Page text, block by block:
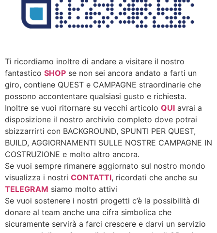
Ti ricordiamo inoltre di andare a visitare il nostro
fantastico SHOP se non sei ancora andato a farti un
giro, contiene QUEST e CAMPAGNE straordinarie che
possono accontentare qualsiasi gusto e richiesta.
Inoltre se vuoi ritornare su vecchi articolo QUI avrai a
disposizione il nostro archivio completo dove potrai
sbizzarrirti con BACKGROUND, SPUNTI PER QUEST,
BUILD, AGGIORNAMENTI SULLE NOSTRE CAMPAGNE IN
COSTRUZIONE e molto altro ancora.
Se vuoi sempre rimanere aggiornato sul nostro mondo
visualizza i nostri CONTATTI, ricordati che anche su
TELEGRAM siamo molto attivi
Se vuoi sostenere i nostri progetti c’è la possibilità di
donare al team anche una cifra simbolica che
sicuramente servirà a farci crescere e darvi un servizio